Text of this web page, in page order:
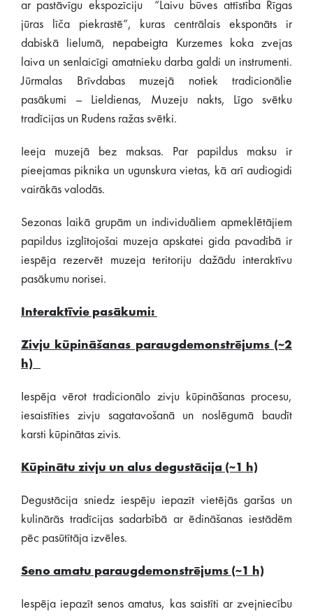
ar pastāvīgu ekspozīciju “Laivu būves attīstība Rīgas
jūras līča piekrastē”, kuras centrālais eksponāts ir
dabiskā lielumā, nepabeigta Kurzemes koka zvejas
laiva un senlaicīgi amatnieku darba galdi un instrumenti.
Jūrmalas Brīvdabas muzejā notiek tradicionālie
pasākumi – Lieldienas, Muzeju nakts, Līgo svētku
tradīcijas un Rudens ražas svētki.
Ieeja muzejā bez maksas. Par papildus maksu ir
pieejamas piknika un ugunskura vietas, kā arī audiogidi
vairākās valodās.
Sezonas laikā grupām un individuāliem apmeklētājiem
papildus izglītojošai muzeja apskatei gida pavadībā ir
iespēja rezervēt muzeja teritoriju dažādu interaktīvu
pasākumu norisei.
Interaktīvie pasākumi:
Zivju kūpināšanas paraugdemonstrējums (~2
h)
Iespēja vērot tradicionālo zivju kūpināšanas procesu,
iesaistīties zivju sagatavošanā un noslēgumā baudīt
karsti kūpinātas zivis.
Kūpinātu zivju un alus degustācija (~1 h)
Degustācija sniedz iespēju iepazīt vietējās garšas un
kulinārās tradīcijas sadarbībā ar ēdināšanas iestādēm
pēc pasūtītāja izvēles.
Seno amatu paraugdemonstrējums (~1 h)
Iespēja iepazīt senos amatus, kas saistīti ar zvejniecību